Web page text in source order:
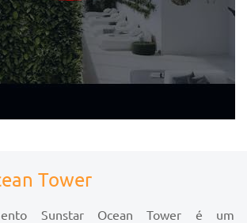
Tower
Sunstar Ocean Tower é um